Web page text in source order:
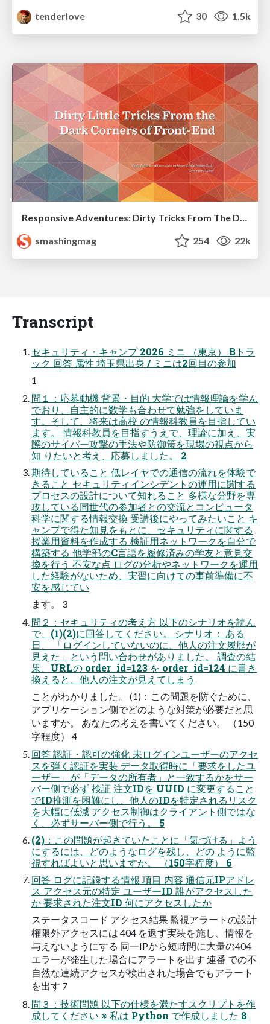
tenderlove 30 1.5k
Responsive Adventures: Dirty Tricks From The Dark Corners of Front-End
smashingmag
254 22k
Transcript
セキュリティ・キャンプ 2026 ミニ （東京） Bトラ
ック 回答 属性 埼玉県出身 / ミニは2回目の参加
1
問１：応募動機 背景・目的 大学では情報理論を学ん
でおり、自主的に数学も合わせて勉強をしていま
す。そして、将来は高校 の情報科教員を目指してい
ます。 情報科教員を目指すうえで、理論に加え、実
際のサイバー攻撃の手法や防御策を現場の視点から
知 りたいと考え、応募しました。 2
期待していること 低レイヤでの通信の流れを体験で
きること セキュリティインシデントの運用に関する
プロセスの設計について知れること 多様な分野を専
攻している同世代の参加者との交流とコンピュータ
科学に関する情報交換 受講後にやってみたいこと キ
ャンプで得た知見をもとに、セキュリティに関する
授業用資料を作成する 検証用ネットワークを自分で
構築する 他学部のC言語を履修済みの学友と意見交
換を行う 不安な点 ログの分析やネットワークを運用
した経験がないため、実習に向けての事前準備に不
安を感じてい
ます。 3
問２：セキュリティの考え方 以下のシナリオを読ん
で、(1)(2)に回答してください。 シナリオ： ある
日、 「ログインしていないのに、他人の注文履歴が
見えた」という問い合わせがありました。 調査の結
果、URLの order_id=123 を order_id=124 に書き
換えると、他人の注文が見えてしまう
ことがわかりました。 (1)：この問題を防ぐために、
アプリケーション側でどのような対策が必要だと思
いますか。 あなたの考えを書いてください。 （150
字程度） 4
回答 認証・認可の強化 未ログインユーザーのアクセ
スを弾く認証を実装 データ取得時に「要求をしたユ
ーザー」が「データの所有者」と一致するかをサー
バー側で必ず 検証 注文IDを UUID に変更すること
でID推測を困難にし、他人のIDを特定されるリスク
を大幅に低減 アクセス制御はクライアント側ではな
く、必ずサーバー側で行う。 5
(2)：この問題が起きていたことに「気づける」よう
にするには、どのようなログを残し、どの ように監
視すればよいと思いますか。 （150字程度） 6
回答 ログに記録する情報 項目 内容 通信元IPアドレ
ス アクセス元の特定 ユーザーID 誰がアクセスした
か 要求された注文ID 何にアクセスしたか
ステータスコード アクセス結果 監視アラートの設計
権限外アクセスには 404 を返す実装を施し、情報を
与えないようにする 同一IPから短時間に大量の404
エラーが発生した場合にアラートを出す 連番 での不
自然な連続アクセスが検出された場合でもアラート
を出す 7
問３：技術問題 以下の仕様を満たすスクリプトを作
成してください ※ 私は Python で作成しました 8